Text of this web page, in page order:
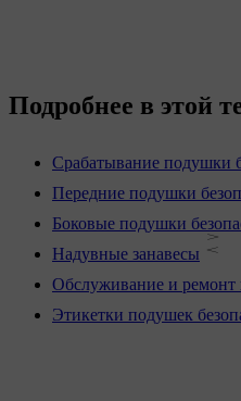
Подробнее в этой
Срабатывание подушки
Передние подушки
Боковые подушки
Надувные занавесы
Обслуживание и ремонт
Этикетки подушек